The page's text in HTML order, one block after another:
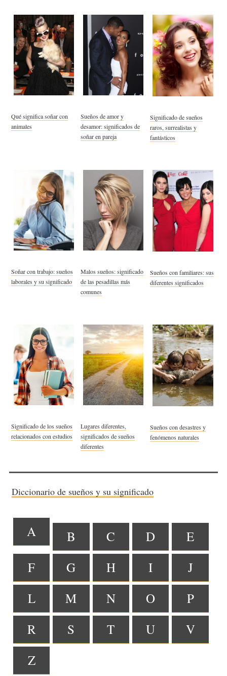
Qué significa soñar con
animales
Sueños de amor y
desamor: significados de
soñar en pareja
Significado de sueños
raros, surrealistas y
fantásticos
Soñar con trabajo: sueños
laborales y su significado
Malos sueños: significado
de las pesadillas más
comunes
Sueños con familiares: sus
diferentes significados
Significado de los sueños
relacionados con estudios
Lugares diferentes,
significados de sueños
diferentes
Sueños con desastres y
fenómenos naturales
Diccionario de sueños y su significado
A B C D
E
F
G H I
J
L
M N O
P
R
S T U
V
Z